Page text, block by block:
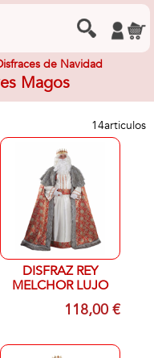
de Navidad
Magos
14articulos
DISFRAZ REY
MELCHOR LUJO
118,00 €